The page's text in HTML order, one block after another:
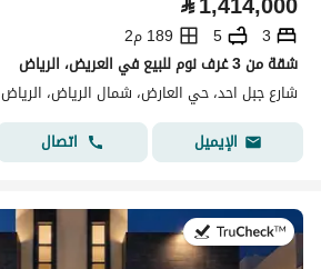
3
5
189 م2
شقة من 3 غرف نوم للبيع في العريض، الرياض
شارع جبل احد، حي العارض، شمال الرياض، الرياض
الإيميل
اتصال
في:4 أغسطس 2026